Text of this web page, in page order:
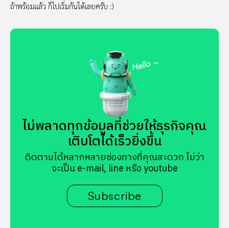
ถ้าพร้อมแล้ว ก็ไปเริ่มกันได้เลยครับ :)
ไม่พลาดทุกข้อมูลที่ช่วยให้ธุรกิจคุณ
เติบโตได้เร็วยิ่งขึ้น
ติดตามได้หลากหลายช่องทางที่คุณสะดวก ไม่ว่า
จะเป็น e-mail, line หรือ youtube
Subscribe